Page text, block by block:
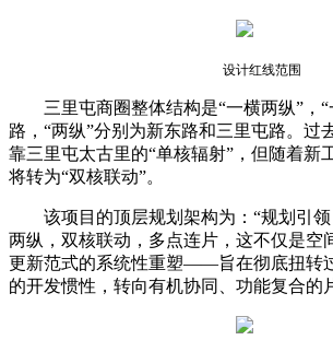
设计红线范围
三里屯商圈整体结构是“一横两纵”，
路，“两纵”分别为新东路和三里屯路。过
靠三里屯太古里的“单核辐射”，但随着新
将转为“双核联动”。
该项目的顶层规划架构为：“规划引
两纵，双核联动，多点连片，这不仅是空
更新范式的系统性重塑——旨在彻底扭转
的开发惯性，转向有机协同、功能复合的